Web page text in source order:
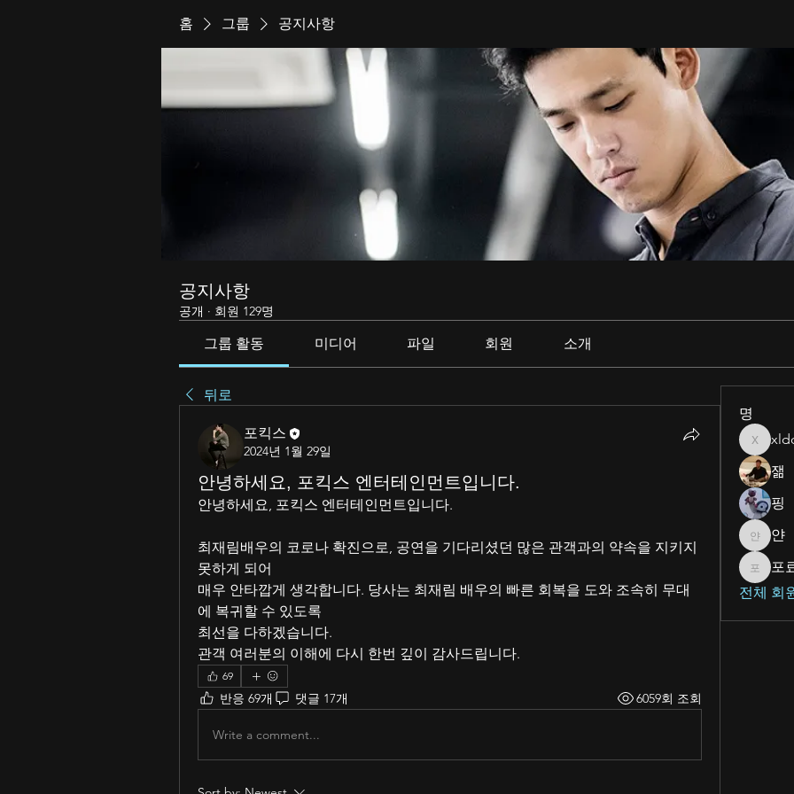
홈 그룹 공지사항
공지사항
공개 · 회원 129명
그룹 활동 미디어 파일 회원 소개
뒤로
포킥스
2024년 1월 29일
안녕하세요, 포킥스 엔터테인먼트입니다.
안녕하세요, 포킥스 엔터테인먼트입니다.
최재림배우의 코로나 확진으로, 공연을 기다리셨던 많은 관객과의 약속을 지키지
못하게 되어
매우 안타깝게 생각합니다. 당사는 최재림 배우의 빠른 회복을 도와 조속히 무대
에 복귀할 수 있도록
최선을 다하겠습니다.
관객 여러분의 이해에 다시 한번 깊이 감사드립니다.
69
반응 69개 댓글 17개 6059회 조회
Write a comment...
명
xlddl81
잶
핑
얀
얀
포료리
포
전체 회